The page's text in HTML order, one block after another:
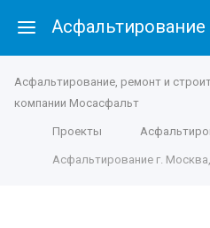
Асфальтирование, ремонт и
компании Мосасфальт
Проекты
Асфальтирование г.